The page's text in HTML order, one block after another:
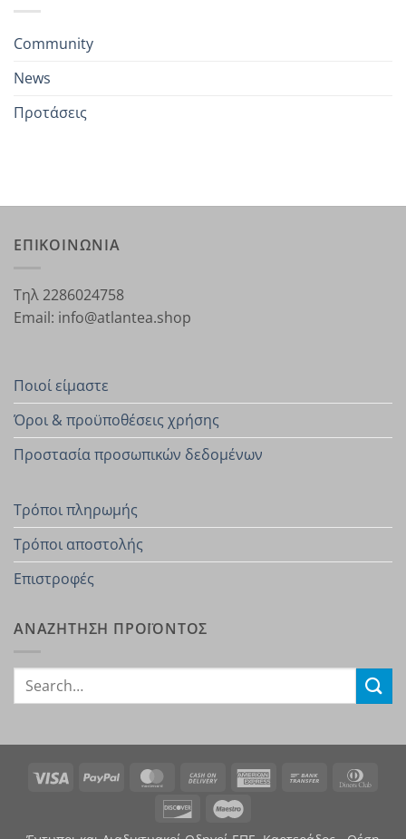
Community
News
Προτάσεις
ΕΠΙΚΟΙΝΩΝΙΑ
Τηλ 2286024758
Email: info@atlantea.shop
Ποιοί είμαστε
Όροι & προϋποθέσεις χρήσης
Προστασία προσωπικών δεδομένων
Τρόποι πληρωμής
Τρόποι αποστολής
Επιστροφές
ΑΝΑΖΗΤΗΣΗ ΠΡΟΪΟΝΤΟΣ
Search
Visa PayPal MasterCardCash
On
Delivery
American Bank
Discover